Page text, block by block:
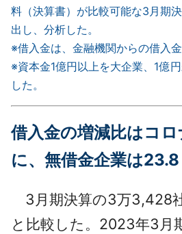
料（決算書）が比較可能な3月期
出し、分析した。
※借入金は、金融機関からの借入金
※資本金1億円以上を大企業、1億
した。
借入金の増減比はコ
に、無借金企業は23.8
3月期決算の3万3,428
と比較した。2023年3月